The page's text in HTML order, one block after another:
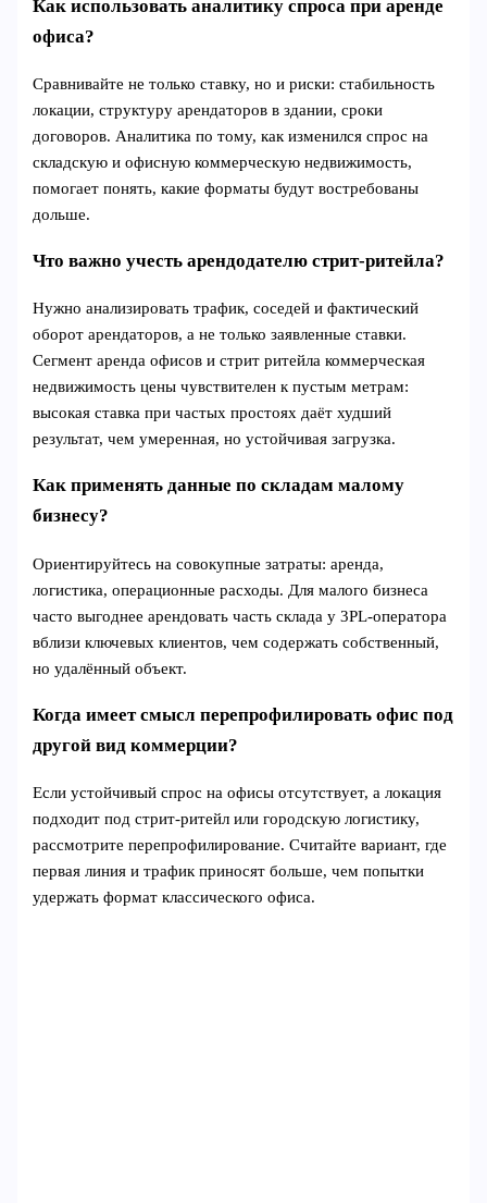
Как использовать аналитику спроса при аренде
офиса?
Сравнивайте не только ставку, но и риски: стабильность
локации, структуру арендаторов в здании, сроки
договоров. Аналитика по тому, как изменился спрос на
складскую и офисную коммерческую недвижимость,
помогает понять, какие форматы будут востребованы
дольше.
Что важно учесть арендодателю стрит-ритейла?
Нужно анализировать трафик, соседей и фактический
оборот арендаторов, а не только заявленные ставки.
Сегмент аренда офисов и стрит ритейла коммерческая
недвижимость цены чувствителен к пустым метрам:
высокая ставка при частых простоях даёт худший
результат, чем умеренная, но устойчивая загрузка.
Как применять данные по складам малому
бизнесу?
Ориентируйтесь на совокупные затраты: аренда,
логистика, операционные расходы. Для малого бизнеса
часто выгоднее арендовать часть склада у 3PL‑оператора
вблизи ключевых клиентов, чем содержать собственный,
но удалённый объект.
Когда имеет смысл перепрофилировать офис под
другой вид коммерции?
Если устойчивый спрос на офисы отсутствует, а локация
подходит под стрит‑ритейл или городскую логистику,
рассмотрите перепрофилирование. Считайте вариант, где
первая линия и трафик приносят больше, чем попытки
удержать формат классического офиса.